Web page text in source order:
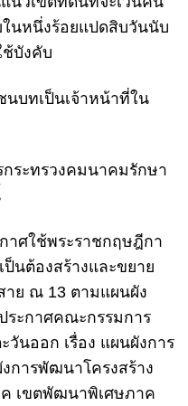
นหนึ่งร้อยแปดสิบวันนับ
บังคับ
บทเป็นเจ้าหน้าที่ใน
ระทรวงคมนาคมรักษา
าศใช้พระราชกฤษฎีกา
นต้องสร้างและขยาย
ย ณ 13 ตามแผนผัง
ะกาศคณะกรรมการ
นออก เรื่อง แผนผังการ
การพัฒนาโครงสร้าง
เขตพัฒนาพิเศษภาค